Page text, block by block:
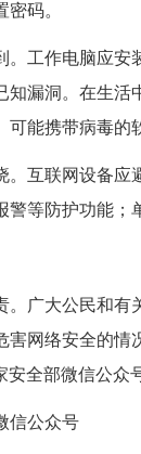
码。
作电脑应安装
知漏洞。在生
能携带病毒的
联网设备应避
警等防护功能；
大公民和有
害网络安全的
安全部微信公众
公众号